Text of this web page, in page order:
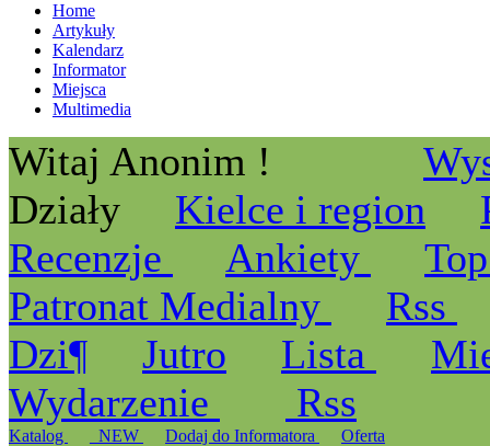
Home
Artykuły
Kalendarz
Informator
Miejsca
Multimedia
Witaj Anonim !
Działy
Kielce i region
Recenzje
Ankiety
Patronat Medialny
Rss
Dzi¶
Jutro Lista
Wydarzenie
Rss
Katalog _NEW Dodaj do Informatora Oferta